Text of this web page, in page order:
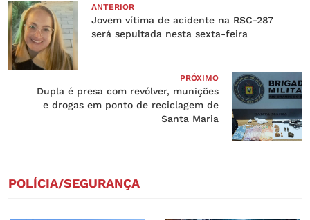
ANTERIOR
Jovem vítima de acidente na RSC-287
será sepultada nesta sexta-feira
PRÓXIMO
Dupla é presa com revólver, munições
e drogas em ponto de reciclagem de
Santa Maria
POLÍCIA/SEGURANÇA